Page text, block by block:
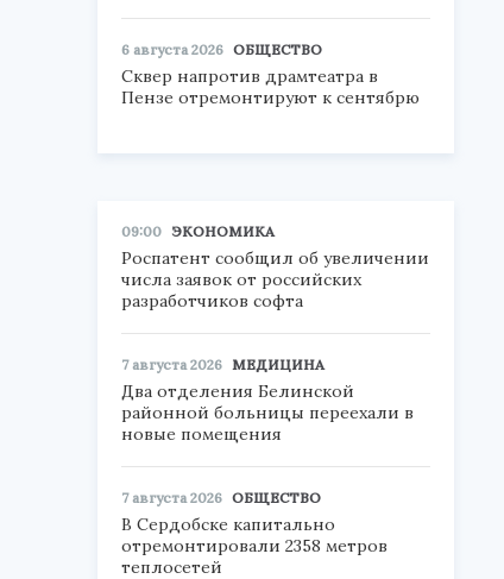
6 августа 2026 ОБЩЕСТВО
Сквер напротив драмтеатра в
Пензе отремонтируют к сентябрю
09:00 ЭКОНОМИКА
Роспатент сообщил об увеличении
числа заявок от российских
разработчиков софта
7 августа 2026 МЕДИЦИНА
Два отделения Белинской
районной больницы переехали в
новые помещения
7 августа 2026 ОБЩЕСТВО
В Сердобске капитально
отремонтировали 2358 метров
теплосетей